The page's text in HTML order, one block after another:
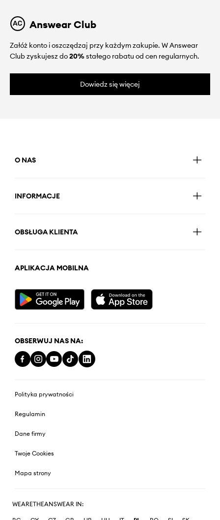
Answear Club
Załóż konto i oszczędzaj przy każdym zakupie. W Answear
Club zyskujesz do20%stałego rabatu od cen regularnych.
Dowiedz się więcej
O NAS
INFORMACJE
OBSŁUGA KLIENTA
APLIKACJA MOBILNA
OBSERWUJ NAS NA:
Polityka prywatności
Regulamin
Dane firmy
Twoje Cookies
Mapa strony
WEARETHEANSWEAR IN: